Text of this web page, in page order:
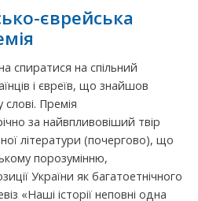
єврейська
спиратися на спільний
і євреїв, що знайшов
Премія
за найвпливовіший твір
літератури (почергово), що
порозумінню,
України як багатоетнічного
«Наші історії неповні одна